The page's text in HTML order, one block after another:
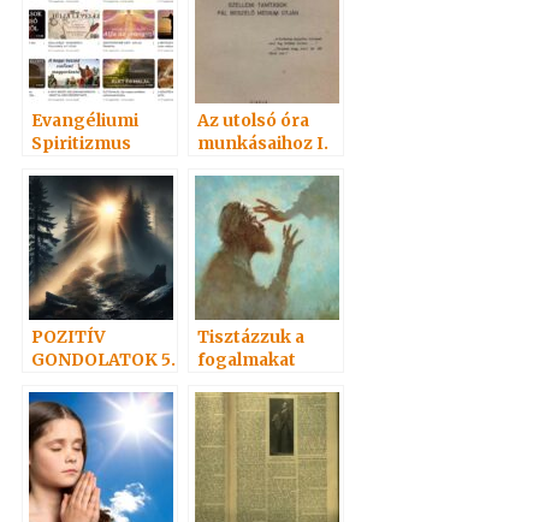
Evangéliumi
Spiritizmus
népszerűségi
sorrendben 1
Az utolsó óra
munkásaihoz I.
POZITÍV
GONDOLATOK 5.
Tisztázzuk a
fogalmakat